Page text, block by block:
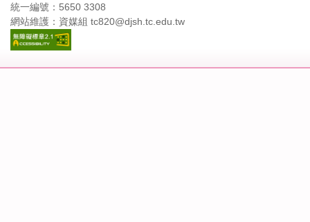
統一編號：5650 3308
網站維護：資媒組 tc820@djsh.tc.edu.tw